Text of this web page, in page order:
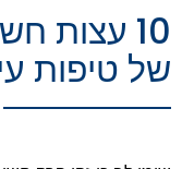
10 עצות
של טיפות